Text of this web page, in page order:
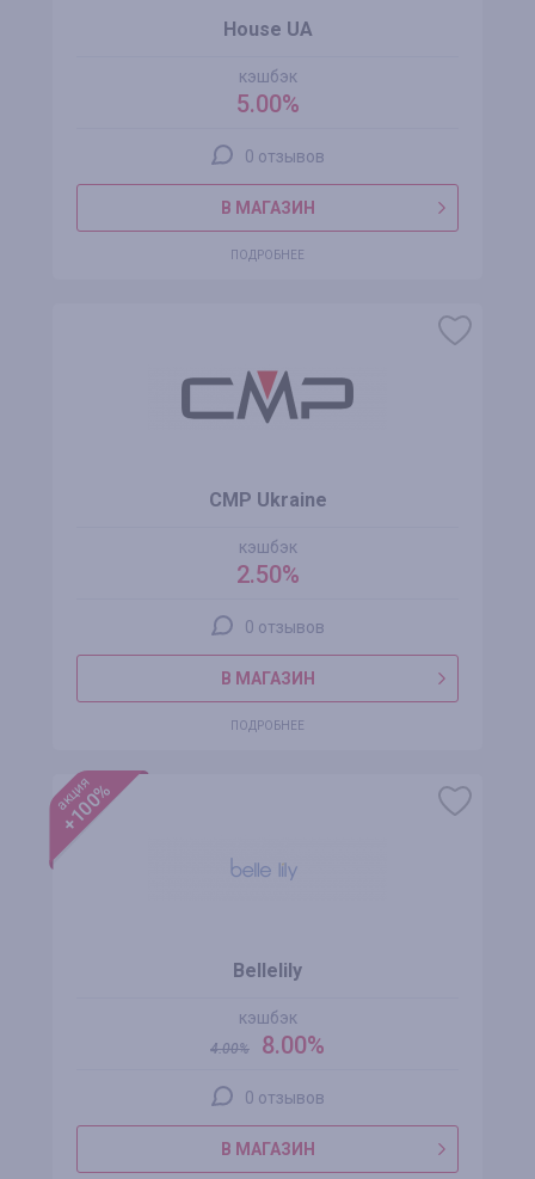
House UA
кэшбэк
5.00%
0 отзывов
В МАГАЗИН
ПОДРОБНЕЕ
CMP Ukraine
кэшбэк
2.50%
0 отзывов
В МАГАЗИН
ПОДРОБНЕЕ
акция
+100%
Bellelily
кэшбэк
4.00% 8.00%
0 отзывов
В МАГАЗИН